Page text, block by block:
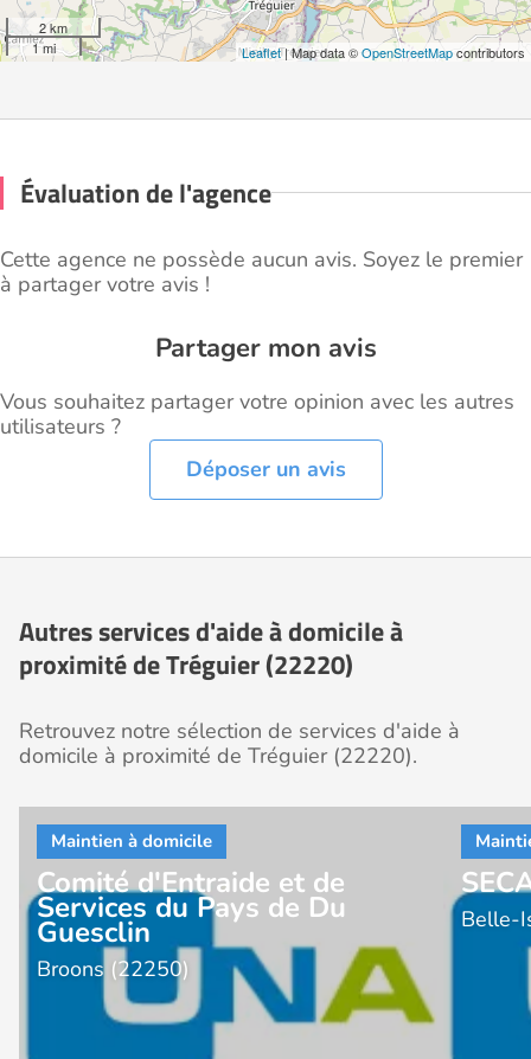
2 km
1 mi
Leaflet| Map data ©OpenStreetMapcontributors
Évaluation de l'agence
Cette agence ne possède aucun avis. Soyez le premier
à partager votre avis !
Partager mon avis
Vous souhaitez partager votre opinion avec les autres
utilisateurs ?
Déposer un avis
Autres services d'aide à domicile à
proximité de Tréguier (22220)
Retrouvez notre sélection de services d'aide à
domicile à proximité de Tréguier (22220).
Comité d'Entraide et de
Services du Pays de Du
Guesclin
Broons (22250)
Belle-